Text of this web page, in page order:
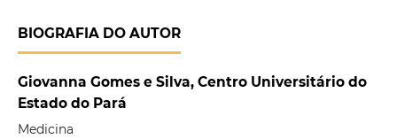
BIOGRAFIA DO AUTOR
Giovanna Gomes e Silva, Centro Universitário do
Estado do Pará
Medicina